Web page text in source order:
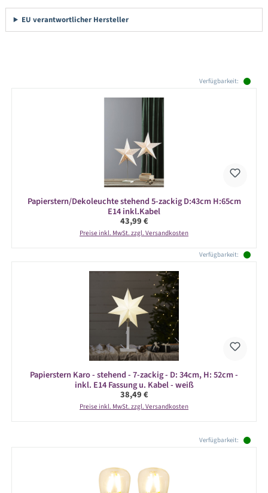
EU verantwortlicher Hersteller
Verfügbarkeit:
Papierstern/Dekoleuchte stehend 5-zackig D:43cm H:65cm
E14 inkl.Kabel
Regulärer Preis:
43,99 €
Preise inkl. MwSt. zzgl. Versandkosten
Verfügbarkeit:
Papierstern Karo - stehend - 7-zackig - D: 34cm, H: 52cm -
inkl. E14 Fassung u. Kabel - weiß
Regulärer Preis:
38,49 €
Preise inkl. MwSt. zzgl. Versandkosten
Verfügbarkeit: